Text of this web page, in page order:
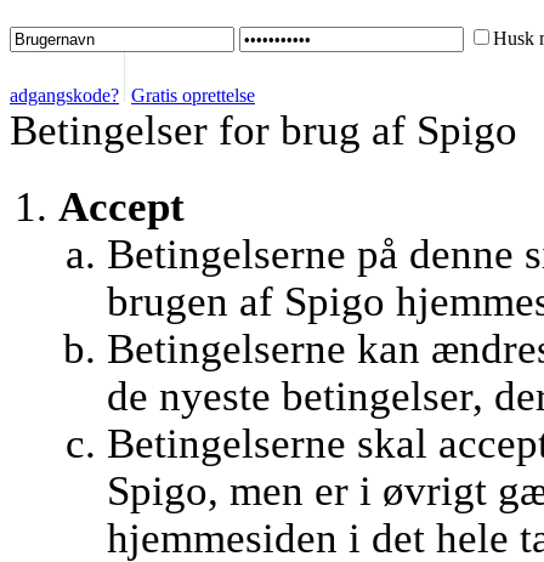
Husk
adgangskode? Gratis oprettelse
Betingelser for brug af Spigo
Accept
Betingelserne på denne
brugen af Spigo
Betingelserne kan
de nyeste betingelser,
Betingelserne skal
Spigo, men er i øvrigt
hjemmesiden i det hele